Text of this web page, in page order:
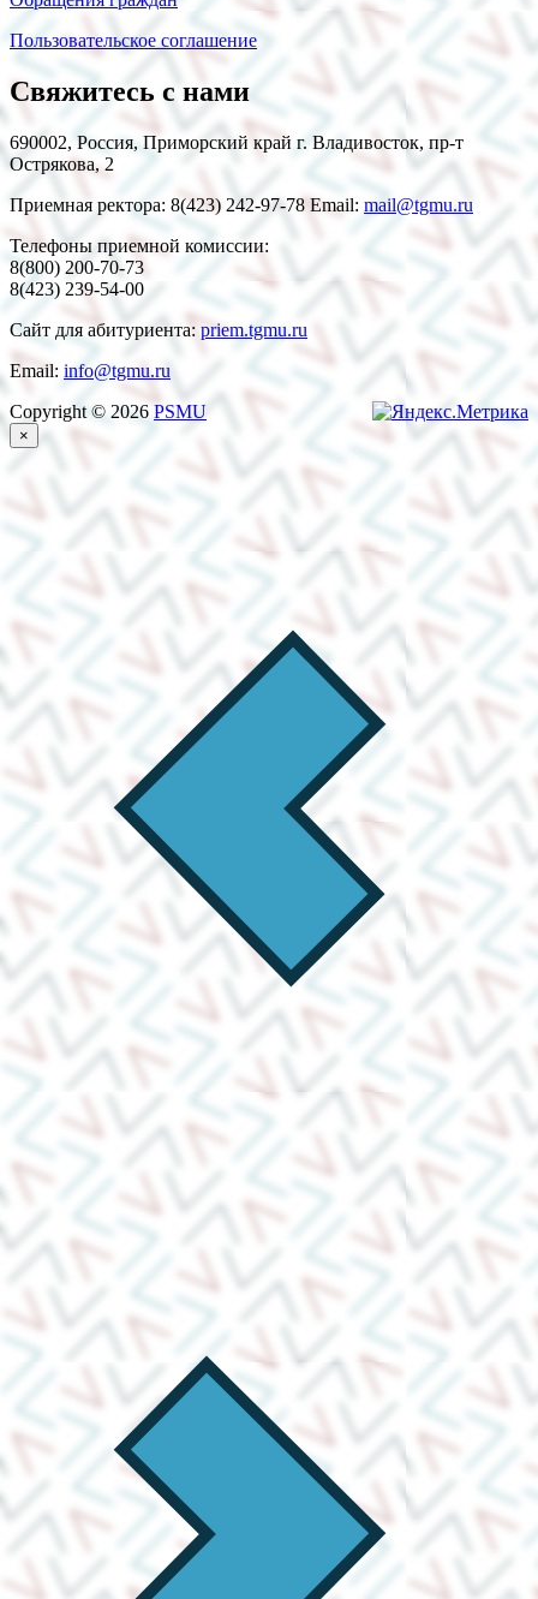
Пользовательское соглашение
Свяжитесь с нами
690002, Россия, Приморский край г. Владивосток, пр-т
Острякова, 2
Приемная ректора: 8(423) 242-97-78 Email: mail@tgmu.ru
Телефоны приемной комиссии:
8(800) 200-70-73
8(423) 239-54-00
Сайт для абитуриента: priem.tgmu.ru
Email: info@tgmu.ru
Copyright © 2026 PSMU
×